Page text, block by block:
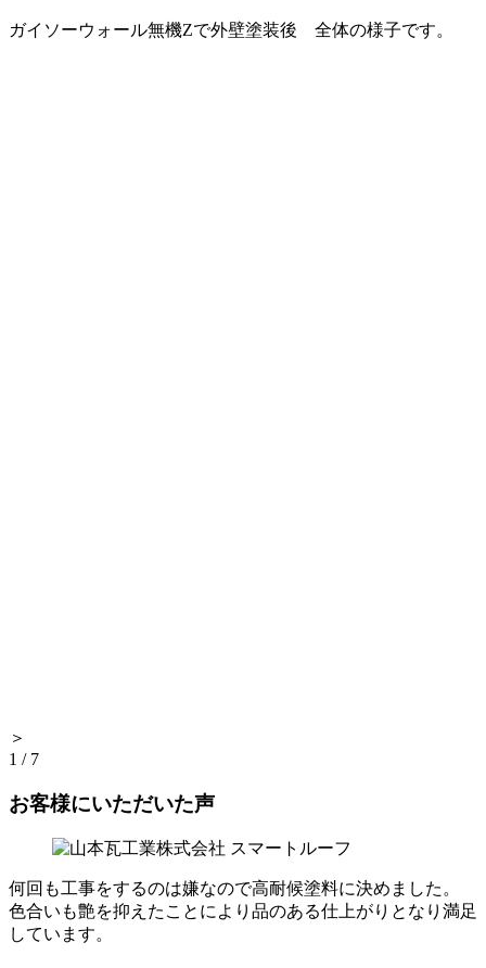
ガイソーウォール無機Zで外壁塗装後 全体の様子です。
＞
1 / 7
お客様にいただいた声
何回も工事をするのは嫌なので高耐候塗料に決めました。
色合いも艶を抑えたことにより品のある仕上がりとなり満足
しています。